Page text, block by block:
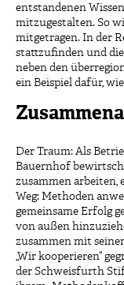
entstandenen
mitzugestalten. So
mitgetragen. In der
stattzufinden und
neben den
ein Beispiel dafür,
Der Traum: Als
Bauernhof
zusammen arbeiten,
Weg: Methoden
gemeinsame Erfolg
von außen
zusammen mit
„Wir kooperieren“
der Schweisfurth